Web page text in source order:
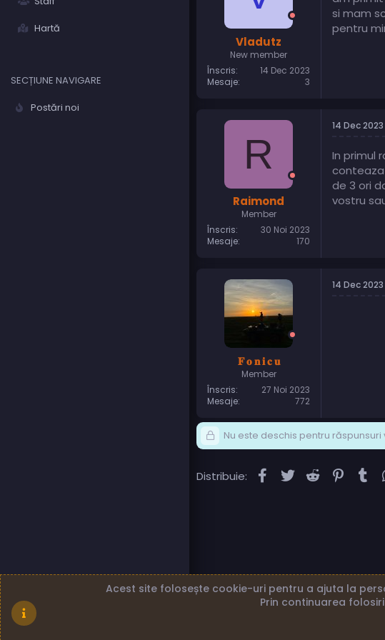
Hartă
SECȚIUNE NAVIGARE
Postări noi
Vladutz
New member
Înscris
14 Dec 2023
Mesaje
3
si mam
pentru
R
Raimond
Member
Înscris
30 Noi 2023
Mesaje
170
14 Dec 2023
In primul
conteaza
de 3 ori
vostru
𝐅 𝐨 𝐧 𝐢 𝐜 𝐮
Member
Înscris
27 Noi 2023
Mesaje
772
14 Dec 2023
Nu este deschis pentru răspunsuri
Distribuie: FacebookTwitterReddit
Acest site folosește cookie-uri pentru a ajuta la
Prin continuarea